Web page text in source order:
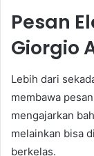
Pesan
Giorgio
Lebih dari
membawa
mengajarkan
melainkan bisa
berkelas.